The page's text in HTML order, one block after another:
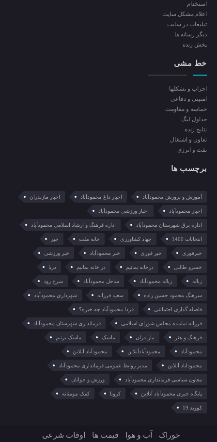
استخدام
اعلام مشکل سایت
تبلیغات در سایت
ديگر رسانه ها
پخش زنده
خط مشی
احزاب و تشکلها
امنیتی و دفاعی
حماسه و مقاومت
جداول لیگ
نتایج زنده
تعاون و اشتغال
نفت و انرژی
برچسب ها
آموزش و پرورش محمودآباد اخبار داغ محمودآباد اخبار مازندران
اخبار محمودآباد اخبار ورزشی محمودآباد
اداره برق شهرستان محمودآباد اداره فرهنگ و ارشاد اسلامی محمودآباد
انتخابات 1400 جهاد کشاورزی خانه ملت خبر
خبرفوری خبر فوری خبر محمودآباد خبر ورزشی
خسرو طالبی درخانه بمانیم در خانه بمانیم دریا
زباله زباله محمودآباد ساحل محمودآباد سرخ رود
سرهنگ محمود حسین زاده سعید فرزانه شهرداری محمودآباد
فاصله گذاری اجتماعی فردا محمودآباد چه خبره؟
فرزانه نماینده مجلس شورای اسلامی فرمانداری شهرستان محمودآباد
فرهنگ و هنر مازندران ماسک ماسک بزنیم
محمودآباد محمودآبادآنلاین محمودآباد آنلاین
محموداباد آنلاین مدیر روابط عمومی فرمانداری محمودآباد
معاون سیاسی فرمانداری محمودآباد ورزش و جوانان
پایگاه خبری محمودآباد آنلاین کرونا کمک مومنانه
کووید 19
خوراک آب و هوا قیمت ها اوقات شرعی